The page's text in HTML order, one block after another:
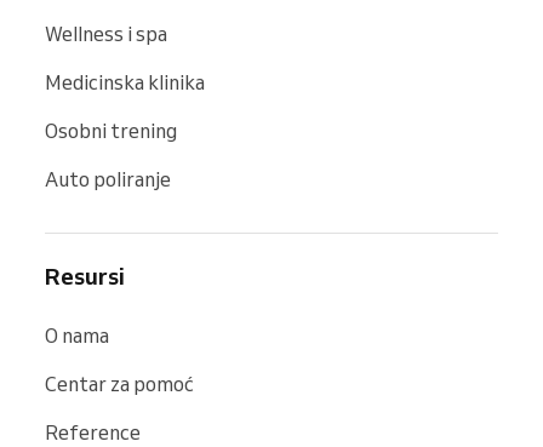
Wellness i spa
Medicinska klinika
Osobni trening
Auto poliranje
Resursi
O nama
Centar za pomoć
Reference